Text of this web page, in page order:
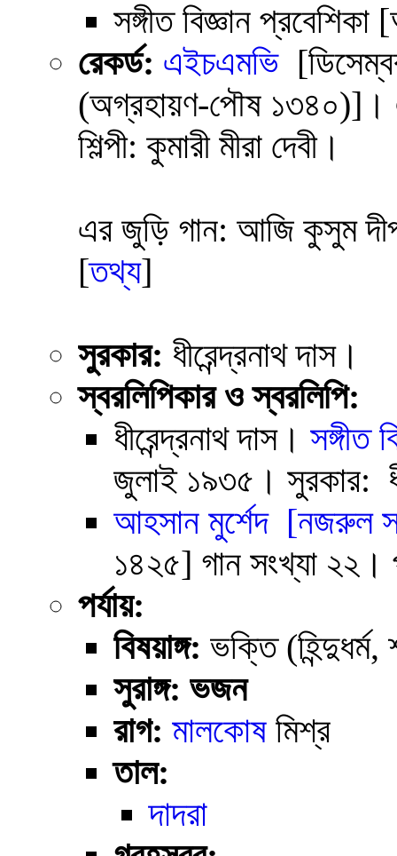
সঙ্গীত বিজ্ঞান
রেকর্ড: এইচএমভি
(অগ্রহায়ণ-পৌষ
শিল্পী: কুমারী মীরা দেবী।
এর জুড়ি গান: আজি কুসুম
[তথ্য]
সুরকার: ধীরেন্দ্রনাথ দাস।
স্বরলিপিকার ও স্বরলিপি:
ধীরেন্দ্রনাথ দাস। সঙ্গীত
জুলাই ১৯৩৫। সুরকার:
আহসান মুর্শেদ [নজরুল
১৪২৫] গান সংখ্যা ২২।
পর্যায়:
বিষয়াঙ্গ: ভক্তি
সুরাঙ্গ: ভজন
রাগ: মালকোষ মিশ্র
তাল:
দাদরা